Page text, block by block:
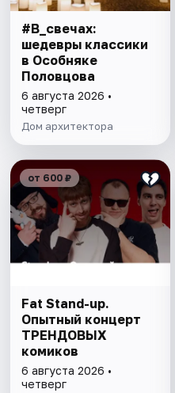
#В_свечах:
шедевры классики
в Особняке
Половцова
6 августа 2026 •
четверг
Дом архитектора
от 600 ₽
Fat Stand-up.
Опытный концерт
ТРЕНДОВЫХ
комиков
6 августа 2026 •
четверг